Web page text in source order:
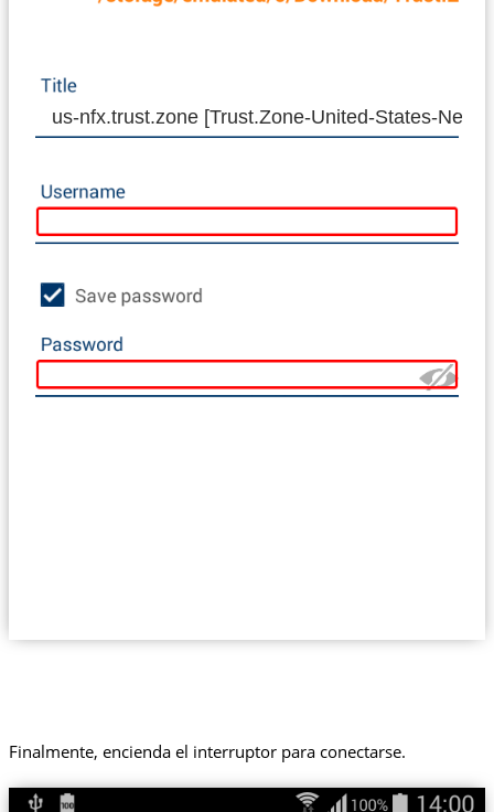
us-nfx.trust.zone [Trust.Zone-United-States-
Finalmente, encienda el interruptor para conectarse.